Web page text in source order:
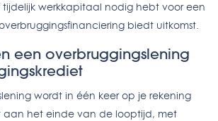
werkkapitaal nodig hebt voor een
biedt uitkomst.
een overbruggingslening
wordt in één keer op je rekening
aan het einde van de looptijd, met